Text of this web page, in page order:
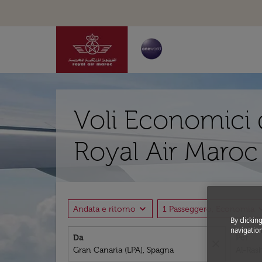
Voli Economici
Royal Air Maroc
Andata e ritorno expand_more 1 Passeggero, Economia
Da Per
By